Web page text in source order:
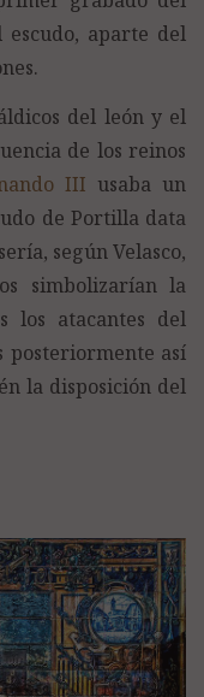
escudo, aparte del
del león y el
de los reinos
III usaba un
de Portilla data
según Velasco,
simbolizarían la
los atacantes del
posteriormente así
la disposición del